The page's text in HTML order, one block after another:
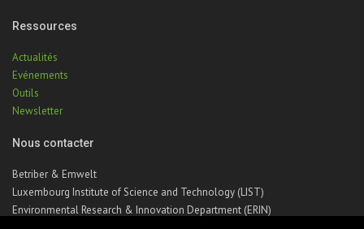
Ressources
Actualités
Evénements
Outils
Newsletter
Nous contacter
Betriber & Emwelt
Luxembourg Institute of Science and Technology (LIST)
Environmental Research & Innovation Department (ERIN)